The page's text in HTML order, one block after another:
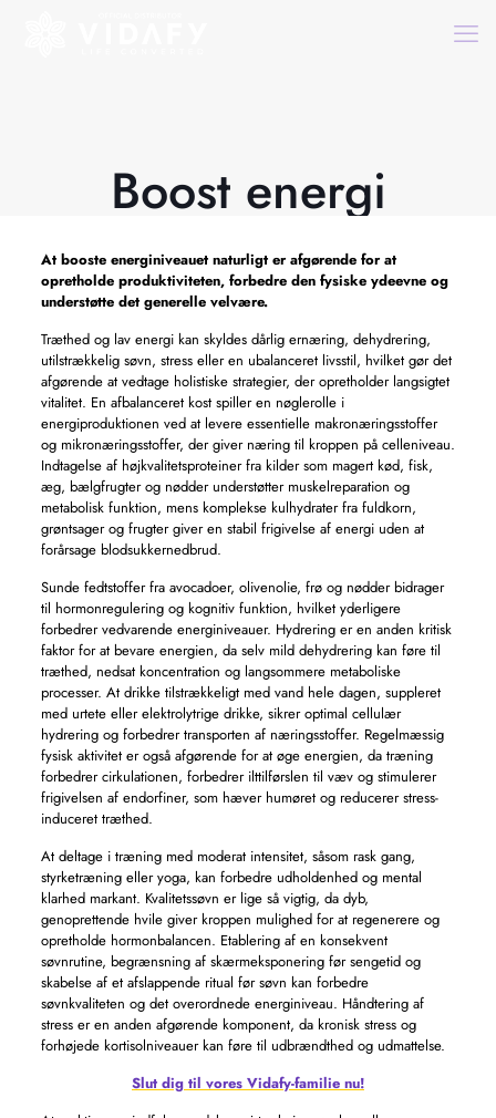
Boost energi
At booste energiniveauet naturligt er afgørende for at
opretholde produktiviteten, forbedre den fysiske ydeevne og
understøtte det generelle velvære.
Træthed og lav energi kan skyldes dårlig ernæring, dehydrering,
utilstrækkelig søvn, stress eller en ubalanceret livsstil, hvilket gør det
afgørende at vedtage holistiske strategier, der opretholder langsigtet
vitalitet. En afbalanceret kost spiller en nøglerolle i
energiproduktionen ved at levere essentielle makronæringsstoffer
og mikronæringsstoffer, der giver næring til kroppen på celleniveau.
Indtagelse af højkvalitetsproteiner fra kilder som magert kød, fisk,
æg, bælgfrugter og nødder understøtter muskelreparation og
metabolisk funktion, mens komplekse kulhydrater fra fuldkorn,
grøntsager og frugter giver en stabil frigivelse af energi uden at
forårsage blodsukkernedbrud.
Sunde fedtstoffer fra avocadoer, olivenolie, frø og nødder bidrager
til hormonregulering og kognitiv funktion, hvilket yderligere
forbedrer vedvarende energiniveauer. Hydrering er en anden kritisk
faktor for at bevare energien, da selv mild dehydrering kan føre til
træthed, nedsat koncentration og langsommere metaboliske
processer. At drikke tilstrækkeligt med vand hele dagen, suppleret
med urtete eller elektrolytrige drikke, sikrer optimal cellulær
hydrering og forbedrer transporten af ​​næringsstoffer. Regelmæssig
fysisk aktivitet er også afgørende for at øge energien, da træning
forbedrer cirkulationen, forbedrer ilttilførslen til væv og stimulerer
frigivelsen af ​​endorfiner, som hæver humøret og reducerer stress-
induceret træthed.
At deltage i træning med moderat intensitet, såsom rask gang,
styrketræning eller yoga, kan forbedre udholdenhed og mental
klarhed markant. Kvalitetssøvn er lige så vigtig, da dyb,
genoprettende hvile giver kroppen mulighed for at regenerere og
opretholde hormonbalancen. Etablering af en konsekvent
søvnrutine, begrænsning af skærmeksponering før sengetid og
skabelse af et afslappende ritual før søvn kan forbedre
søvnkvaliteten og det overordnede energiniveau. Håndtering af
stress er en anden afgørende komponent, da kronisk stress og
forhøjede kortisolniveauer kan føre til udbrændthed og udmattelse.
Slut dig til vores Vidafy-familie nu!